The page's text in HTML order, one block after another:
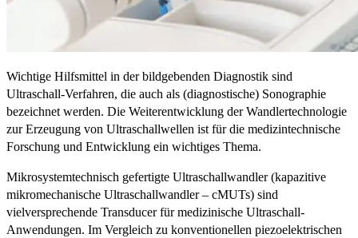
Wichtige Hilfsmittel in der bildgebenden Diagnostik sind
Ultraschall-Verfahren, die auch als (diagnostische) Sonographie
bezeichnet werden. Die Weiterentwicklung der Wandlertechnologie
zur Erzeugung von Ultraschallwellen ist für die medizin­technische
Forschung und Entwicklung ein wichtiges Thema.
Mikrosystemtechnisch gefertigte Ultraschallwandler (kapazitive
mikromechanische Ultraschallwandler – cMUTs) sind
vielversprechende Transducer für medizinische Ultraschall-
Anwendungen. Im Vergleich zu konventionellen piezoelektrischen